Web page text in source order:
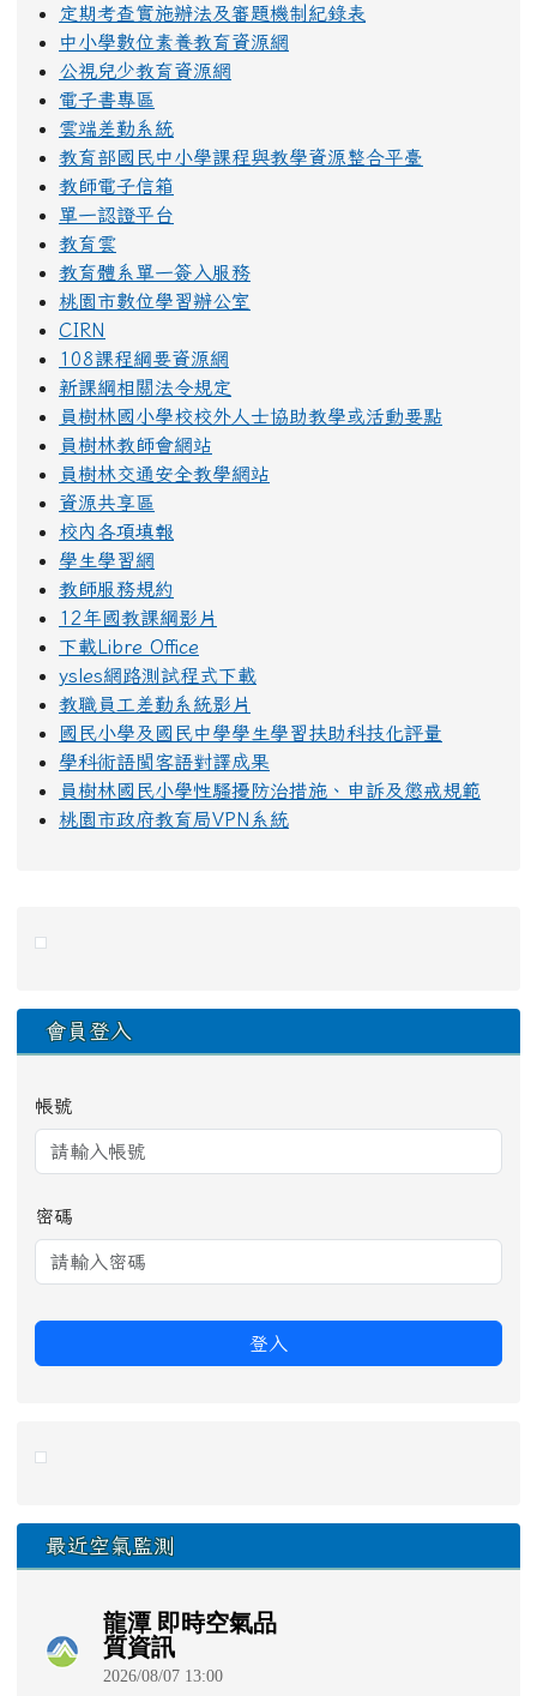
定期考查實施辦法及審題機制紀錄表
中小學數位素養教育資源網
公視兒少教育資源網
電子書專區
雲端差勤系統
教育部國民中小學課程與教學資源整合平臺
教師電子信箱
單一認證平台
教育雲
教育體系單一簽入服務
桃園市數位學習辦公室
CIRN
108課程綱要資源網
新課綱相關法令規定
員樹林國小學校校外人士協助教學或活動要點
員樹林教師會網站
員樹林交通安全教學網站
資源共享區
校內各項填報
學生學習網
教師服務規約
12年國教課綱影片
下載Libre Office
ysles網路測試程式下載
教職員工差勤系統影片
國民小學及國民中學學生學習扶助科技化評量
學科術語閩客語對譯成果
員樹林國民小學性騷擾防治措施、申訴及懲戒規範
桃園市政府教育局VPN系統
會員登入
帳號
密碼
登入
最近空氣監測